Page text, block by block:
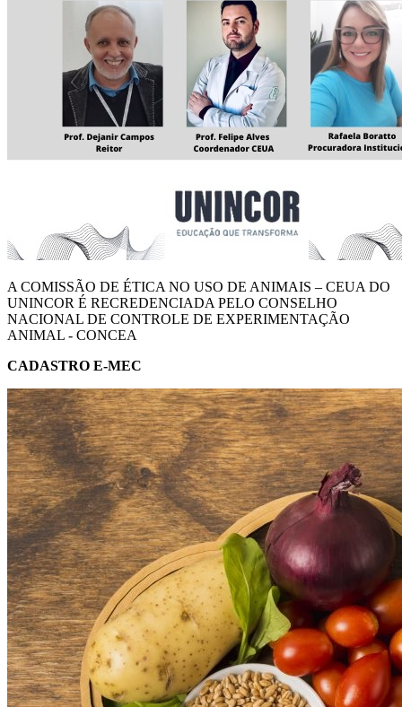
A COMISSÃO DE ÉTICA NO USO DE ANIMAIS – CEUA DO
UNINCOR É RECREDENCIADA PELO CONSELHO
NACIONAL DE CONTROLE DE EXPERIMENTAÇÃO
ANIMAL - CONCEA
CADASTRO E-MEC